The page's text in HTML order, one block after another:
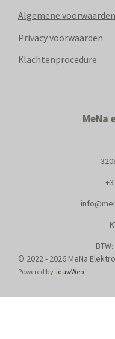
Algemene voorwaarden
Privacy voorwaarden
Klachtenprocedure
MeNa
© 2022 - 2026 MeNa
Powered by JouwWeb